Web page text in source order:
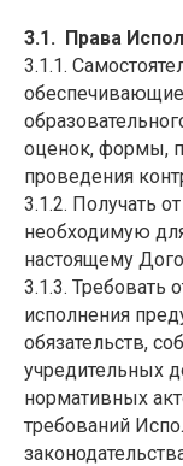
3.1. Права
3.1.1.
оценок, формы,
проведения
3.1.2. Получать
необходимую
настоящему
3.1.3. Требовать
исполнения
обязательств,
учредительных
нормативных
требований